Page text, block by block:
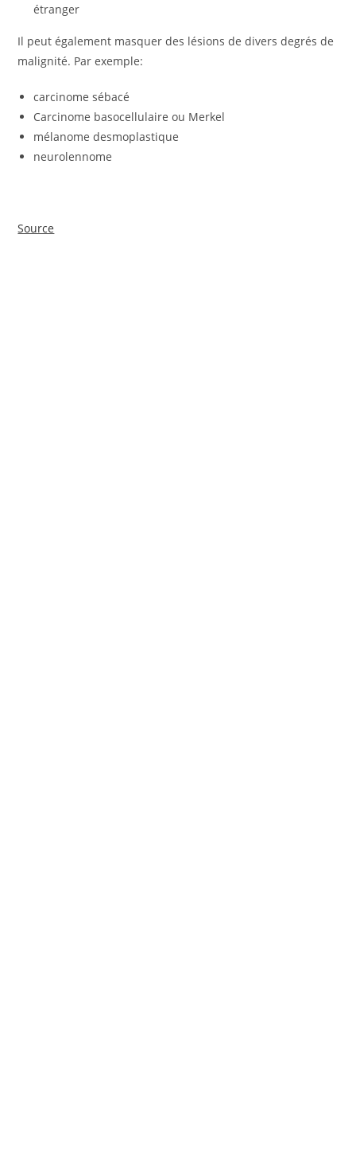
étranger
Il peut également masquer des lésions de divers degrés de
malignité. Par exemple:
carcinome sébacé
Carcinome basocellulaire ou Merkel
mélanome desmoplastique
neurolennome
Source